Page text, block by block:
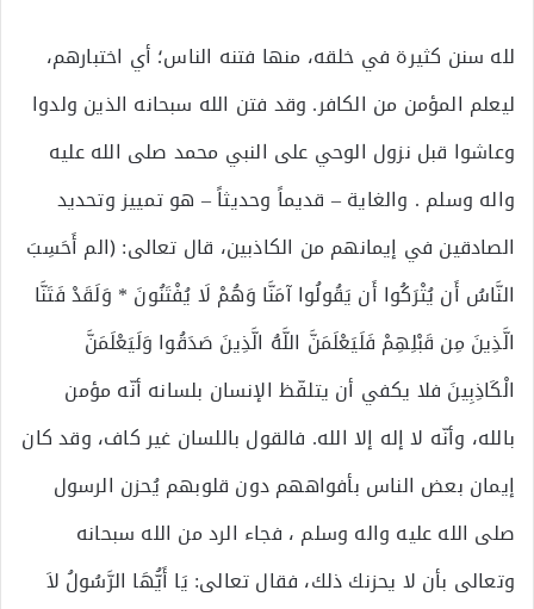
لله سنن كثيرة في خلقه، منها فتنه الناس؛ أي اختبارهم،
ليعلم المؤمن من الكافر. وقد فتن الله سبحانه الذين ولدوا
وعاشوا قبل نزول الوحي على النبي محمد صلى الله عليه
واله وسلم . والغاية – قديماً وحديثاً – هو تمييز وتحديد
الصادقين في إيمانهم من الكاذبين، قال تعالى: ﴿الم أَحَسِبَ
النَّاسُ أَن يُتْرَكُوا أَن يَقُولُوا آمَنَّا وَهُمْ لَا يُفْتَنُونَ * وَلَقَدْ فَتَنَّا
الَّذِينَ مِن قَبْلِهِمْ فَلَيَعْلَمَنَّ اللَّهُ الَّذِينَ صَدَقُوا وَلَيَعْلَمَنَّ
الْكَاذِبِينَ فلا يكفي أن يتلفّظ الإنسان بلسانه أنّه مؤمن
بالله، وأنّه لا إله إلا الله. فالقول باللسان غير كاف، وقد كان
إيمان بعض الناس بأفواههم دون قلوبهم يُحزن الرسول
صلى الله عليه واله وسلم ، فجاء الرد من الله سبحانه
وتعالى بأن لا يحزنك ذلك، فقال تعالى: يَا أَيُّهَا الرَّسُولُ لاَ